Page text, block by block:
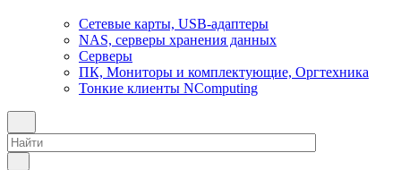
Сетевые карты, USB-адаптеры
NAS, серверы хранения данных
Серверы
ПК, Мониторы и комплектующие, Оргтехника
Тонкие клиенты NComputing